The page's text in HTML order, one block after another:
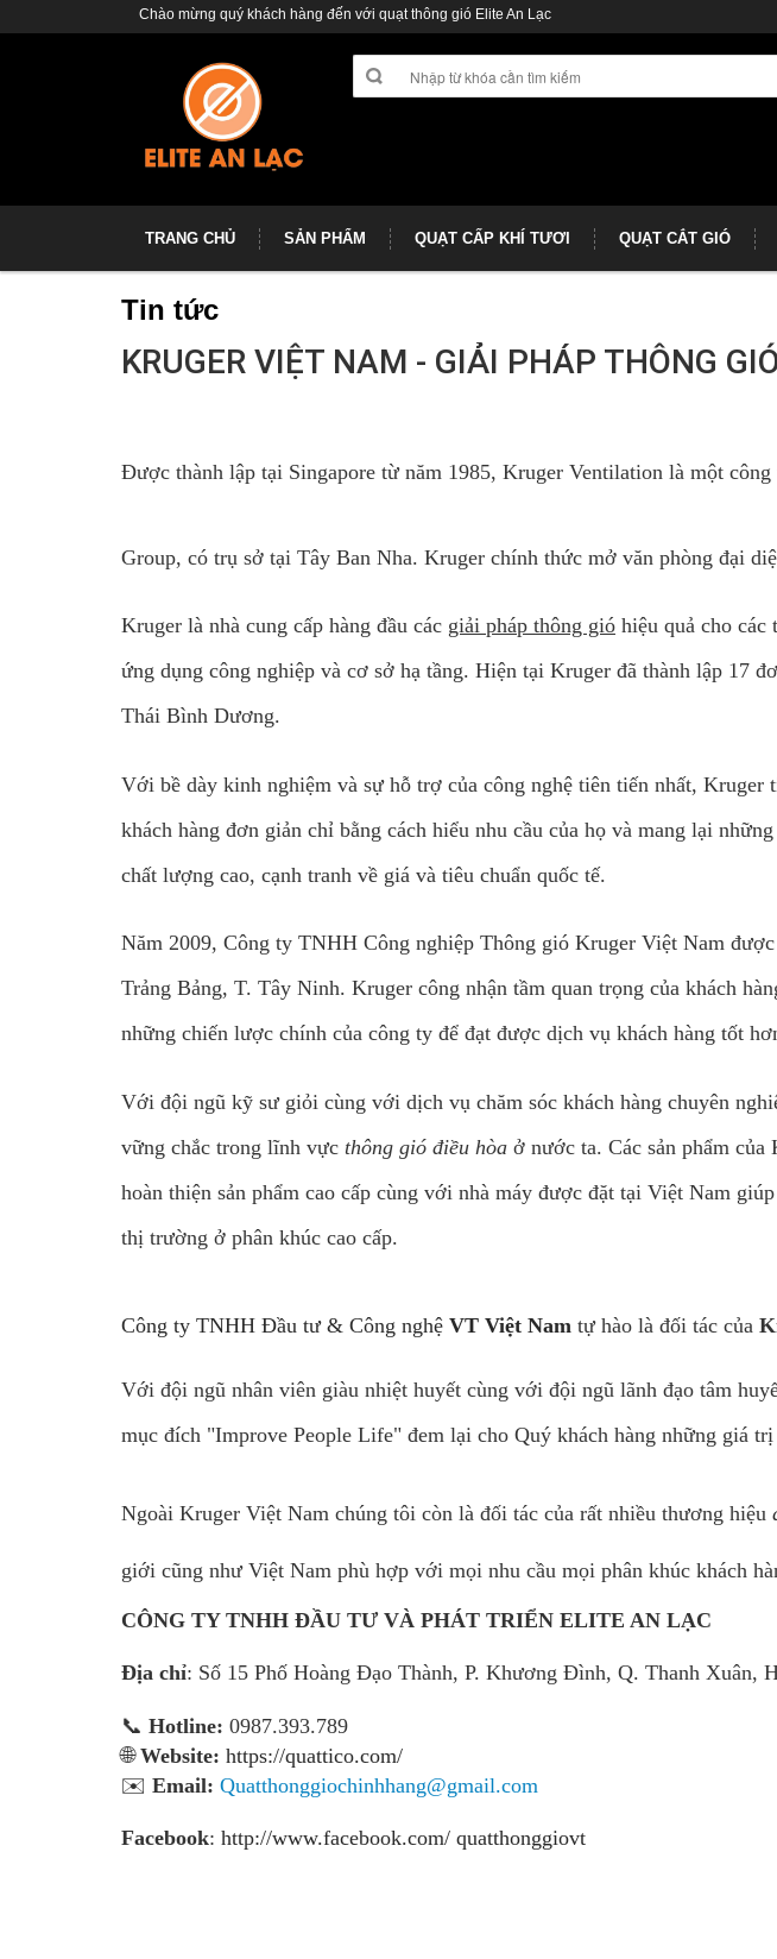
Chào mừng quý khách hàng đến với quạt thông gió Elite An Lạc
TRANG CHỦ SẢN PHẨM QUẠT CẤP KHÍ TƯƠI QUẠT CẮT GIÓ
Tin tức
KRUGER VIỆT NAM - GIẢI PHÁP THÔNG
Được thành lập tại Singapore từ năm 1985, Kruger Ventilation là một
Group, có trụ sở tại Tây Ban Nha. Kruger chính thức mở văn phòng đại
Kruger là nhà cung cấp hàng đầu các giải pháp thông gió hiệu quả cho các
ứng dụng công nghiệp và cơ sở hạ tầng. Hiện tại Kruger đã thành lập 17
Thái Bình Dương.
Với bề dày kinh nghiệm và sự hỗ trợ của công nghệ tiên tiến nhất,
khách hàng đơn giản chỉ bằng cách hiểu nhu cầu của họ và mang lại
chất lượng cao, cạnh tranh về giá và tiêu chuẩn quốc tế.
Năm 2009, Công ty TNHH Công nghiệp Thông gió Kruger Việt Nam
Trảng Bảng, T. Tây Ninh. Kruger công nhận tầm quan trọng của khách
những chiến lược chính của công ty để đạt được dịch vụ khách hàng tốt
Với đội ngũ kỹ sư giỏi cùng với dịch vụ chăm sóc khách hàng chuyên
vững chắc trong lĩnh vực thông gió điều hòa ở nước ta. Các sản phẩm của
hoàn thiện sản phẩm cao cấp cùng với nhà máy được đặt tại Việt Nam
thị trường ở phân khúc cao cấp.
Công ty TNHH Đầu tư & Công nghệ VT Việt Nam tự hào là đối tác của
Với đội ngũ nhân viên giàu nhiệt huyết cùng với đội ngũ lãnh đạo tâm
mục đích "Improve People Life" đem lại cho Quý khách hàng những giá
Ngoài Kruger Việt Nam chúng tôi còn là đối tác của rất nhiều thương hiệu
giới cũng như Việt Nam phù hợp với mọi nhu cầu mọi phân khúc khách
CÔNG TY TNHH ĐẦU TƯ VÀ PHÁT TRIỂN ELITE AN LẠC
Địa chỉ: Số 15 Phố Hoàng Đạo Thành, P. Khương Đình, Q. Thanh Xuân,
📞 Hotline: 0987.393.789
🌐Website: https://quattico.com/
✉️ Email: Quatthonggiochinhhang@gmail.com
Facebook: http://www.facebook.com/ quatthonggiovt